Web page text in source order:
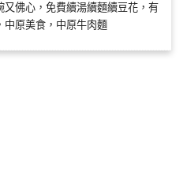
佛心，免費續湯續麵續豆花，有
中原美食，中原牛肉麵